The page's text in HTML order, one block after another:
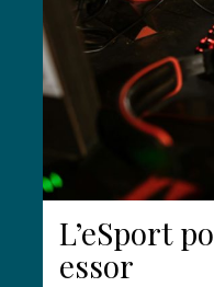
L’eSport
essor